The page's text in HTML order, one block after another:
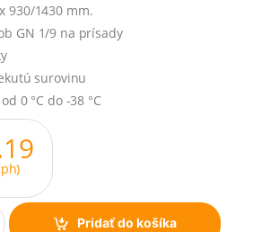
930/1430 mm.
GN 1/9 na prísady
surovinu
0 °C do -38 °C
Pridať do košíka